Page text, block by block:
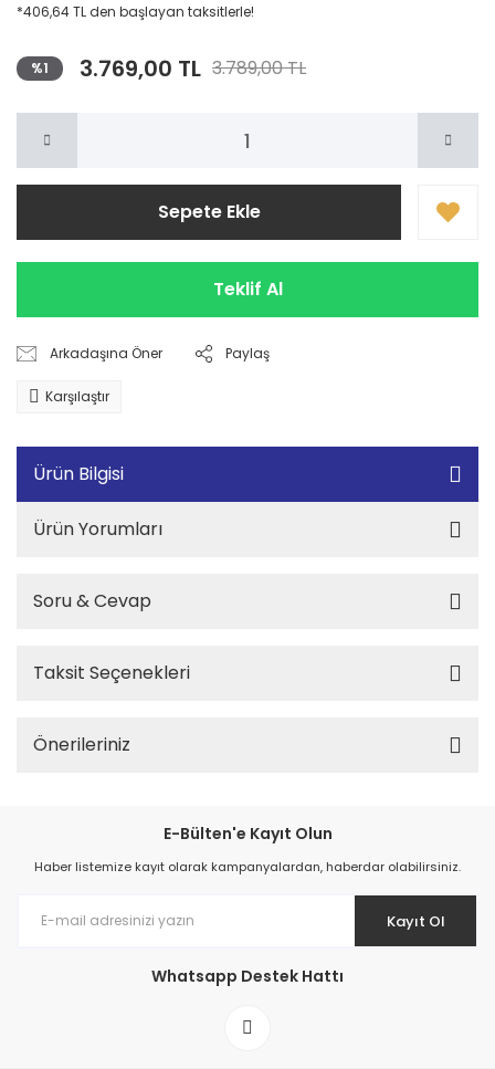
*406,64 TL den başlayan taksitlerle!
%1 3.769,00 TL 3.789,00 TL
Sepete Ekle
Teklif Al
Arkadaşına Öner Paylaş
Karşılaştır
Ürün Bilgisi
Ürün Yorumları
Soru & Cevap
Taksit Seçenekleri
Önerileriniz
E-Bülten'e Kayıt Olun
Haber listemize kayıt olarak kampanyalardan, haberdar olabilirsiniz.
Kayıt Ol
Whatsapp Destek Hattı